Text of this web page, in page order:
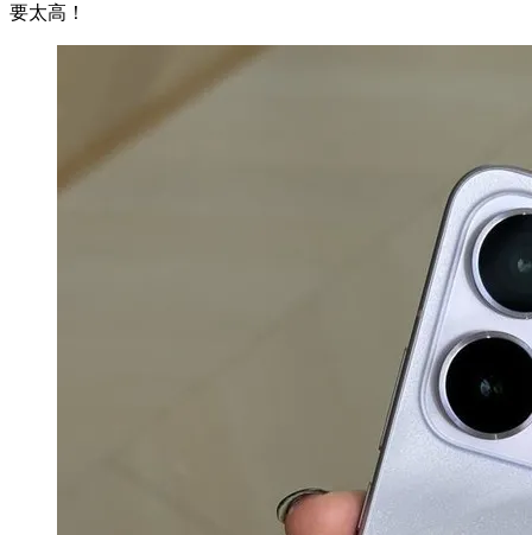
要太高！